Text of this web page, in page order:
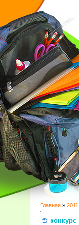
Главная » 2011
конкурс